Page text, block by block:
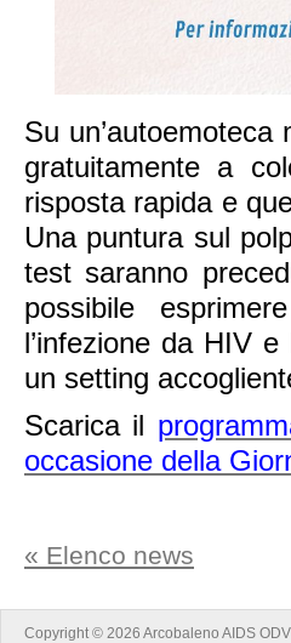
Su un’autoemoteca
gratuitamente a
risposta rapida e
Una puntura sul
test saranno
possibile
l’infezione da HIV
un setting
Scarica il
occasione della
« Elenco news
Copyright © 2026 Arcobaleno AIDS ODV